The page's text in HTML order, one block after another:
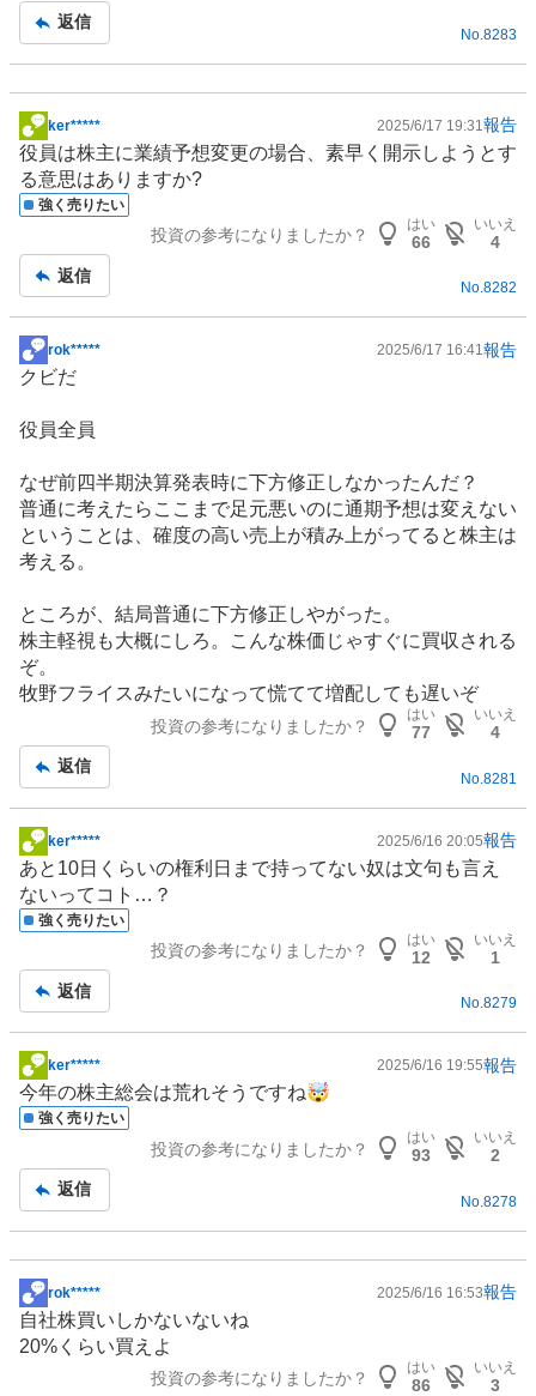
返信
No. 8283
掲
示
板
記
ker***** 2025/6/17 19:31 報告
役員は株主に業績予想変更の場合、素早く開示しようとす
る意思はありますか?
強く売りたい
投資の参考になりましたか？
はい
66
いいえ
4
返信
No.8282
掲
示
記
rok***** 2025/6/17 16:41報告
クビだ
役員全員
なぜ前四半期決算発表時に下方修正しなかったんだ？
普通に考えたらここまで足元悪いのに通期予想は変えない
ということは、確度の高い売上が積み上がってると株主は
考える。
ところが、結局普通に下方修正しやがった。
株主軽視も大概にしろ。こんな株価じゃすぐに買収される
ぞ。
牧野フライスみたいになって慌てて増配しても遅いぞ
投資の参考になりましたか？
はい
77
いいえ
4
返信
No. 8281
掲
示
板
記
ker***** 2025/6/16 20:05報告
あと10日くらいの権利日まで持ってない奴は文句も言え
ないってコト…？
強く売りたい
投資の参考になりましたか？
はい
12
いいえ
1
返信
No.8279
掲
示
板
ker***** 2025/6/16 19:55報告
今年の株主総会は荒れそうですね🤯
強く売りたい
投資の参考になりましたか？
はい
93
いいえ
2
返信
No. 8278
掲
示
板
rok***** 2025/6/16 16:53報告
自社株買いしかないないね
20%くらい買えよ
投資の参考になりましたか？
はい
86
いいえ
3